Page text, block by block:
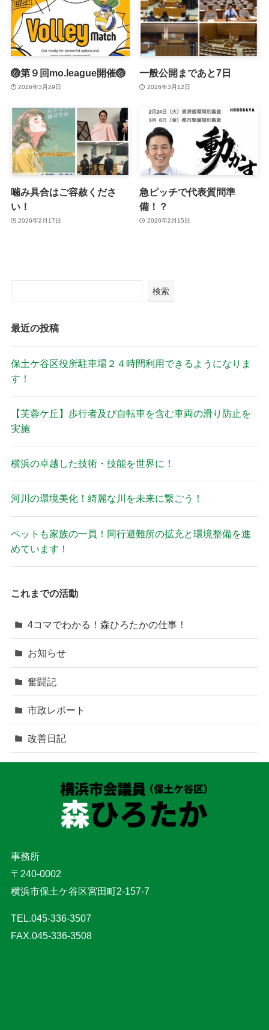
🏐第９回mo.league開催🏐
2026年3月29日
一般公開まであと7日
2026年3月12日
噛み具合はご容赦くださ
い！
2026年2月17日
急ピッチで代表質問準
備！？
2026年2月15日
検索
最近の投稿
保土ケ谷区役所駐車場２４時間利用できるようになりま
す！
【芙蓉ケ丘】歩行者及び自転車を含む車両の滑り防止を
実施
横浜の卓越した技術・技能を世界に！
河川の環境美化！綺麗な川を未来に繋ごう！
ペットも家族の一員！同行避難所の拡充と環境整備を進
めています！
これまでの活動
4コマでわかる！森ひろたかの仕事！
お知らせ
奮闘記
市政レポート
改善日記
事務所
〒240-0002
横浜市保土ケ谷区宮田町2-157-7
TEL.045-336-3507
FAX.045-336-3508